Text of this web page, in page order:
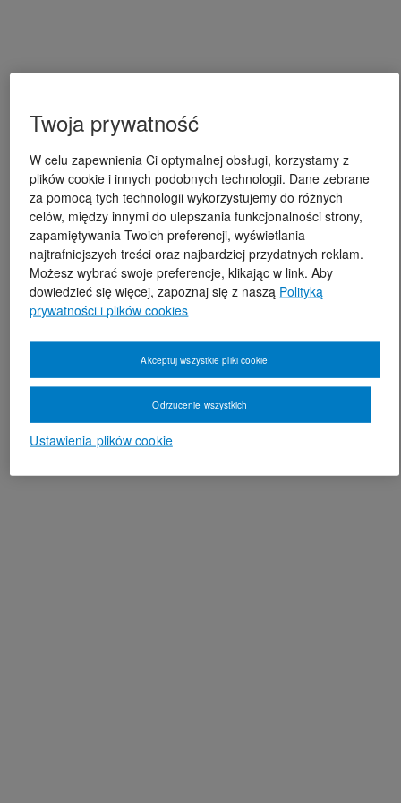
Twoja prywatność
W celu zapewnienia Ci optymalnej obsługi, korzystamy z
plików cookie i innych podobnych technologii. Dane zebrane
za pomocą tych technologii wykorzystujemy do różnych
celów, między innymi do ulepszania funkcjonalności strony,
zapamiętywania Twoich preferencji, wyświetlania
najtrafniejszych treści oraz najbardziej przydatnych reklam.
Możesz wybrać swoje preferencje, klikając w link. Aby
dowiedzieć się więcej, zapoznaj się z naszą Polityką
prywatności i plików cookies
Ustawienia plików cookie
Odrzucenie wszystkich
Akceptuj wszystkie pliki cookie